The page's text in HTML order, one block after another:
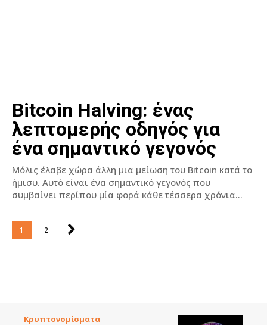
Bitcoin Halving: ένας
λεπτομερής οδηγός για
ένα σημαντικό γεγονός
Μόλις έλαβε χώρα άλλη μια μείωση του Bitcoin κατά το
ήμισυ. Αυτό είναι ένα σημαντικό γεγονός που
συμβαίνει περίπου μία φορά κάθε τέσσερα χρόνια...
1 2
Κρυπτονομίσματα